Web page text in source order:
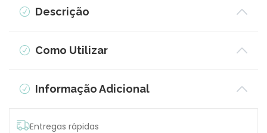
Descrição
Como Utilizar
Informação Adicional
Entregas rápidas